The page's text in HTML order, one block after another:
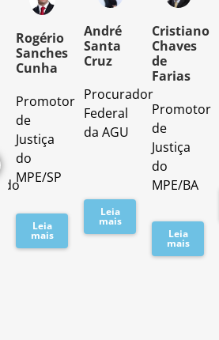
Rogério
Sanches
Cunha
Promotor
de
Justiça
do
MPE/SP
Leia
mais
André
Santa
Cruz
Procurador
Federal
da AGU
Leia
mais
Cristiano
Chaves
de
Farias
Promotor
de
Justiça
do
MPE/BA
Leia
mais